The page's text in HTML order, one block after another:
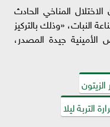
المناخي الحادث
النبات، «وذلك بالتركيز
جيدة المصدر،
التربة ليلا